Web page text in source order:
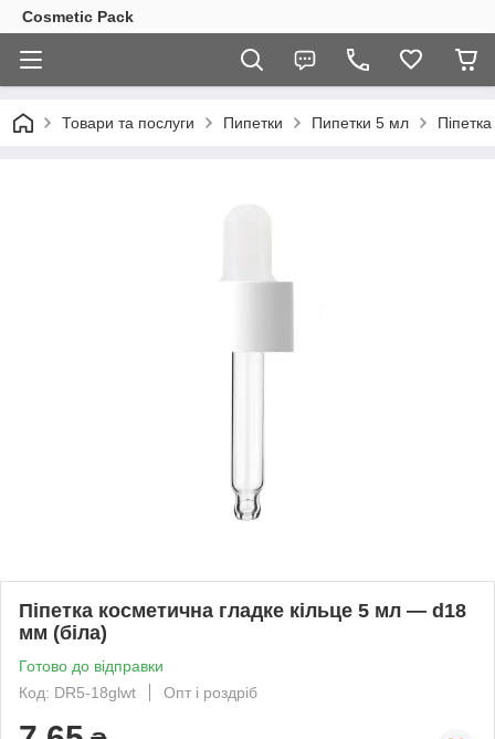
Cosmetic Pack
Товари та послуги Пипетки Пипетки 5 мл
Піпетка косметична гладке кільце 5 мл — d18
мм (біла)
Готово до відправки
Код: DR5-18glwt
Опт і роздріб